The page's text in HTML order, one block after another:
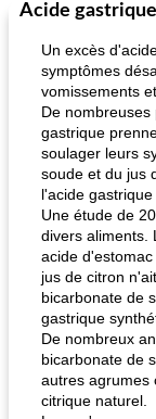
Acide
Un excès
symptômes
vomissements
De
gastrique
soulager leurs
soude et du jus
l'acide
Une étude de
divers aliments.
acide
jus de citron
bicarbonate de
gastrique
De nombreux
bicarbonate de
autres agrumes
citrique naturel.